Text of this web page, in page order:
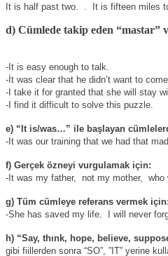
It is half past two. It is fifteen miles
d) Cümlede takip eden “mastar”
-It is easy enough to talk.
-İt was clear that he didn’t want to come.
-I take it for granted that she will stay
-I find it difficult to solve this puzzle.
e) “It is/was…” ile başlayan
-It was our training that we had that
f) Gerçek özneyi vurgulamak için:
-It was my father,
not my mother, who
g) Tüm cümleye referans vermek için:
-She has saved my life.
I will never
h) “Say, thınk, hope, believe,
gibi fiillerden sonra “SO”, ”IT” yerine